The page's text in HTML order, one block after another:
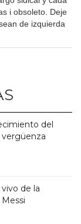
i obsoleto. Deje
de izquierda
del
vergüenza
de la